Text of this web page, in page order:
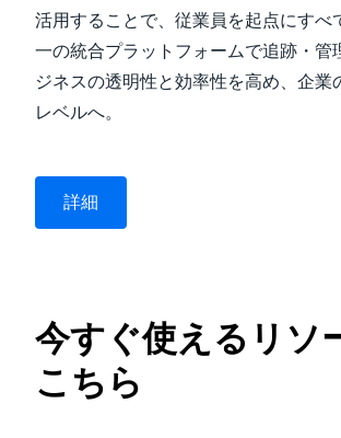
活用することで、従業員を起点にすべ
一の統合プラットフォームで追跡・管
ジネスの透明性と効率性を高め、企業
レベルへ。
詳細
今すぐ使えるリソ
こちら